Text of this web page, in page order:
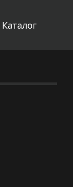
Каталог